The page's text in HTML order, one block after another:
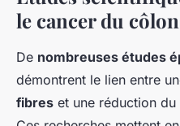
le cancer du côlon
De nombreuses études
démontrent le lien entre
fibres et une réduction